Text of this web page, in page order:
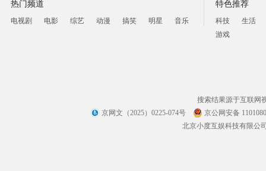
热门频道
电视剧 电影 综艺 动漫 搞笑 明星 音乐
特色推荐
科技
生活
游戏
搜索结果源于互联网
京网文（2025）0225-074号
京公网安备
北京小度互娱科技有限公